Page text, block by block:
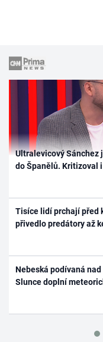
Ultralevicový Sánchez
do Španělů. Kritizoval
Tisíce lidí prchají před
přivedlo predátory až
Nebeská podívaná
Slunce doplní